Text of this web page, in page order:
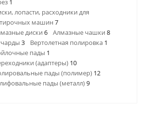
1
лопасти, расходники для
машин 7
диски 6 Алмазные чашки 8
3 Вертолетная полировка 1
пады 1
(адаптеры) 10
пады (полимер) 12
пады (металл)9